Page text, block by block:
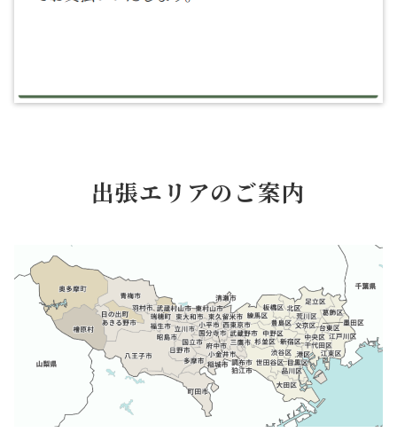
出張エリアのご案内